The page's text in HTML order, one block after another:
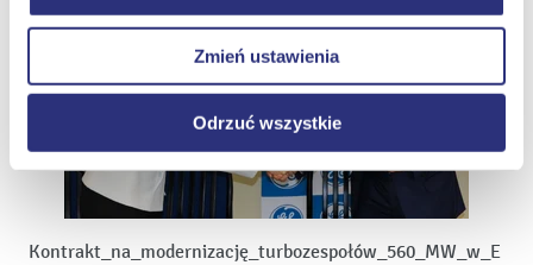
prawidłowego wyświetlania i działania naszych stron
Zmień ustawienia
Odrzuć wszystkie
Kontrakt_na_modernizację_turbozespołów_560_MW_w_E